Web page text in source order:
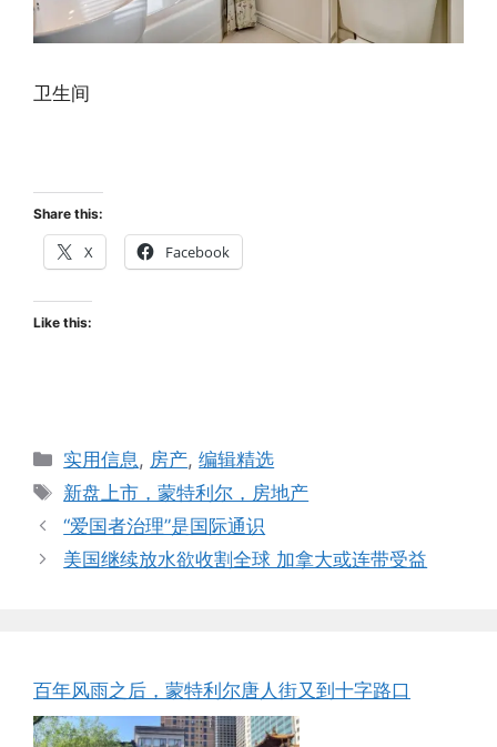
卫生间
Share this:
X Facebook
Like this:
Categories
实用信息 , 房产,编辑精选
Tags
新盘上市，蒙特利尔，房地产
“爱国者治理”是国际通识
美国继续放水欲收割全球 加拿大或连带受益
百年风雨之后，蒙特利尔唐人街又到十字路口